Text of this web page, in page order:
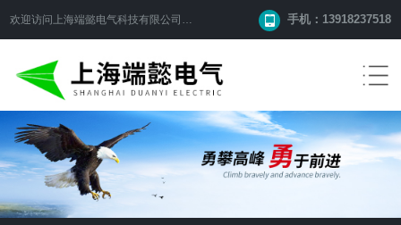
欢迎访问 上海端懿电气科技有限公司 网站！ 手机：13918237518